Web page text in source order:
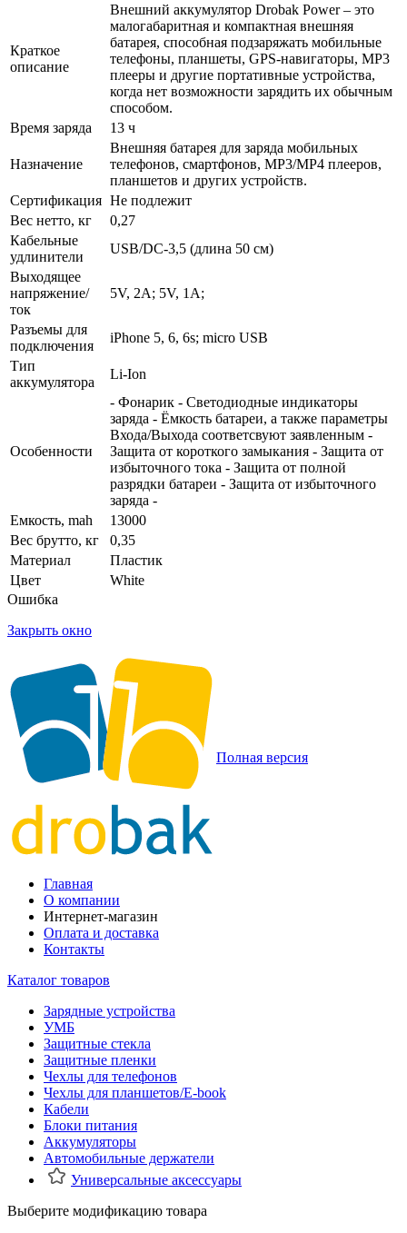
Краткое
описание
Внешний аккумулятор Drobak Power – это
малогабаритная и компактная внешняя
батарея, способная подзаряжать мобильные
телефоны, планшеты, GPS-навигаторы, МР3
плееры и другие портативные устройства,
когда нет возможности зарядить их обычным
способом.
Время заряда
13 ч
Назначение
Внешняя батарея для заряда мобильных
телефонов, смартфонов, MP3/MP4 плееров,
планшетов и других устройств.
Сертификация Не подлежит
Вес нетто, кг
0,27
Кабельные
удлинители
USB/DC-3,5 (длина 50 см)
Выходящее
напряжение/
ток
5V, 2A; 5V, 1A;
Разъемы для
подключения
iPhone 5, 6, 6s; micro USB
Тип
аккумулятора
Li-Ion
Особенности
- Фонарик - Светодиодные индикаторы
заряда - Ёмкость батареи, а также параметры
Входа/Выхода соответсвуют заявленным -
Защита от короткого замыкания - Защита от
избыточного тока - Защита от полной
разрядки батареи - Защита от избыточного
заряда -
Емкость, mah
13000
Вес брутто, кг
0,35
Материал
Пластик
Цвет
White
Ошибка
Закрыть окно
Полная версия
Главная
О компании
Интернет-магазин
Оплата и доставка
Контакты
Каталог товаров
Зарядные устройства
УМБ
Защитные стекла
Защитные пленки
Чехлы для телефонов
Чехлы для планшетов/E-book
Кабели
Блоки питания
Аккумуляторы
Автомобильные держатели
Универсальные аксессуары
Выберите модификацию товара